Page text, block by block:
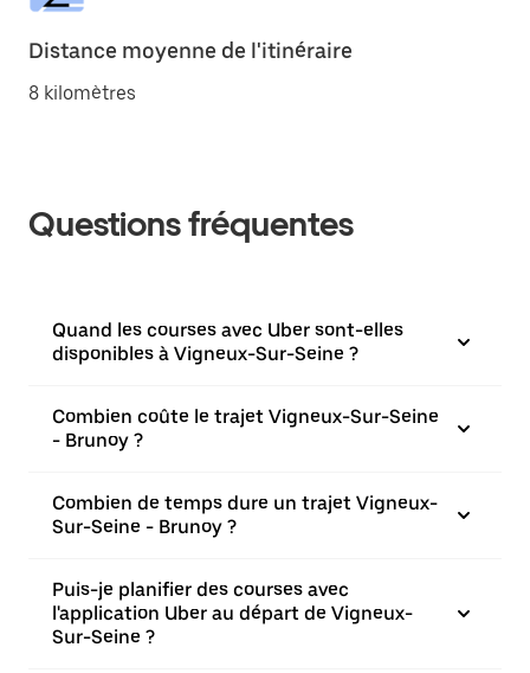
Distance moyenne de l'itinéraire
8 kilomètres
Questions fréquentes
Quand les courses avec Uber sont-elles
disponibles à Vigneux-Sur-Seine ?
Combien coûte le trajet Vigneux-Sur-Seine
- Brunoy ?
Combien de temps dure un trajet Vigneux-
Sur-Seine - Brunoy ?
Puis-je planifier des courses avec
l'application Uber au départ de Vigneux-
Sur-Seine ?